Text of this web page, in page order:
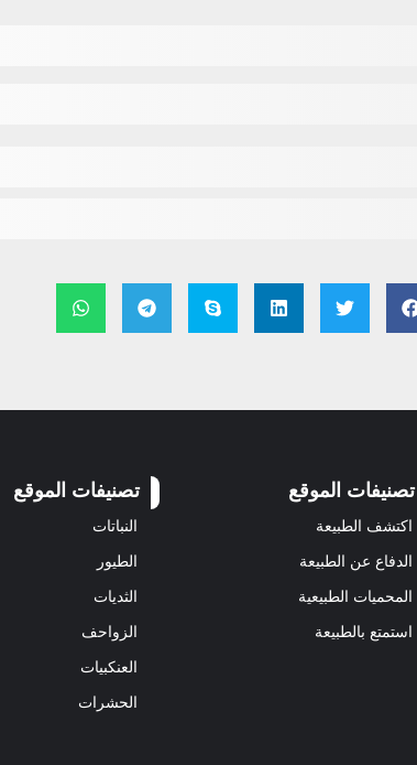
تصنيفات الموقع
اكتشف الطبيعة
الدفاع عن الطبيعة
المحميات الطبيعية
استمتع بالطبيعة
تصنيفات الموقع
النباتات
الطيور
الثديات
الزواحف
العنكبيات
الحشرات